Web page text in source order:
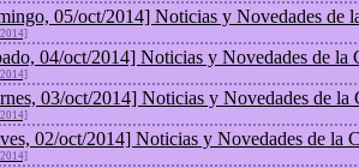
05/oct/2014] Noticias y Novedades de
04/oct/2014] Noticias y Novedades de la
03/oct/2014] Noticias y Novedades de la
02/oct/2014] Noticias y Novedades de la